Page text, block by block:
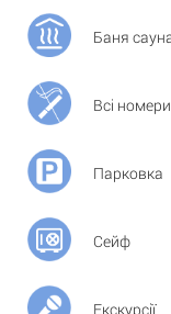
Баня
Всі
Парковка
Сейф
Екскурсії